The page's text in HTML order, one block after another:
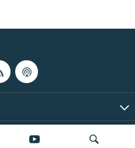
Inc. | Bütün hüquqlar qorunur